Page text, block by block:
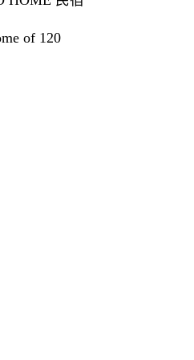
of 120